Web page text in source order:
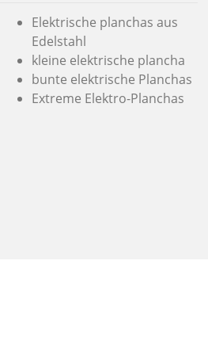
Elektrische planchas aus
Edelstahl
kleine elektrische plancha
bunte elektrische Planchas
Extreme Elektro-Planchas